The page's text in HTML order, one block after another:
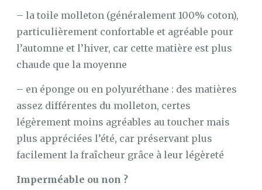
– la toile molleton (généralement 100% coton),
particulièrement confortable et agréable pour
l’automne et l’hiver, car cette matière est plus
chaude que la moyenne
– en éponge ou en polyuréthane : des matières
assez différentes du molleton, certes
légèrement moins agréables au toucher mais
plus appréciées l’été, car préservant plus
facilement la fraîcheur grâce à leur légèreté
Imperméable ou non ?